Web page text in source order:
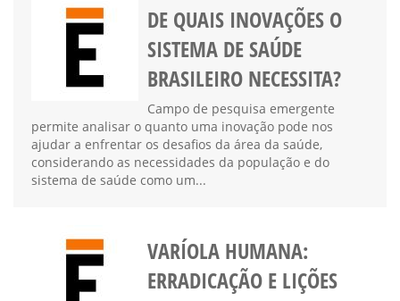
DE QUAIS INOVAÇÕES O
SISTEMA DE SAÚDE
BRASILEIRO NECESSITA?
Campo de pesquisa emergente
permite analisar o quanto uma inovação pode nos
ajudar a enfrentar os desafios da área da saúde,
considerando as necessidades da população e do
sistema de saúde como um...
VARÍOLA HUMANA:
ERRADICAÇÃO E LIÇÕES